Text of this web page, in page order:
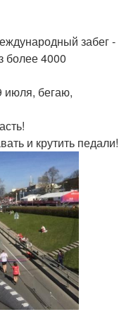
забег -
более 4000
июля, бегаю,
и крутить педали!